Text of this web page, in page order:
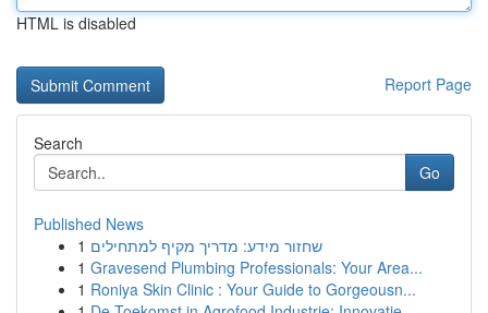
HTML is disabled
Report Page
Search
Go
Published News
1 שחזור מידע: מדריך מקיף למתחילים
1 Gravesend Plumbing Professionals: Your Area...
1 Roniya Skin Clinic : Your Guide to Gorgeousn...